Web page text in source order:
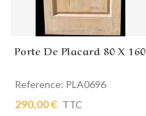
Porte De Placard 80 X 160
Reference: PLA0696
290,00 € TTC